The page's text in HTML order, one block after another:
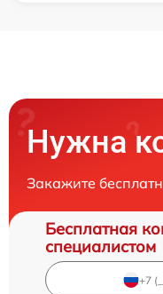
Нужна
Закажите
Бесплатная
специалистом